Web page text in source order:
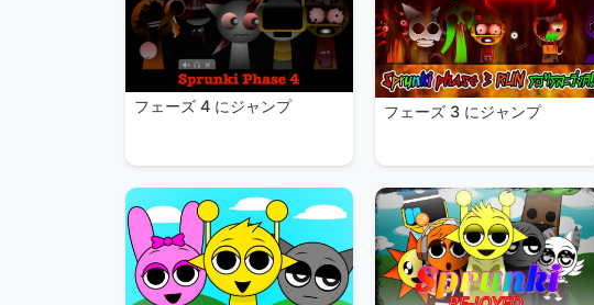
フェーズ 4 にジャンプ フェーズ 3 にジャンプ